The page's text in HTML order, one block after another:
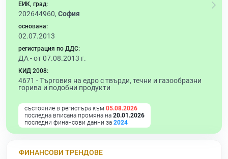
ЕИК, град:
202644960, София
основана:
02.07.2013
регистрация по ДДС:
ДА - от 07.08.2013 г.
КИД 2008:
4671 -Търговия на едро с твърди, течни и газообразни
горива и подобни продукти
състояние в регистъра към 05.08.2026
последна вписана промяна на 20.01.2026
последни финансови данни за 2024
ФИНАНСОВИ ТРЕНДОВЕ